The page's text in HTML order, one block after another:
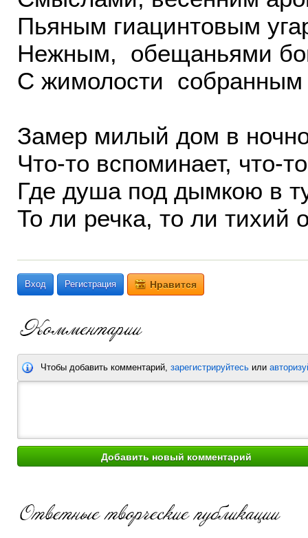
Пьяным гиацинтовым
Нежным, обещаньями
С жимолости собранным
Замер милый дом в
Что-то вспоминает, что-
Где душа под дымкою в
То ли речка, то ли тихий
Вход Регистрация Нравится
Чтобы добавить комментарий, зарегистрируйтесь или